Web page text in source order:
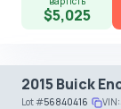
$5,025
2015 Buick
Lot#56840416 VIN: